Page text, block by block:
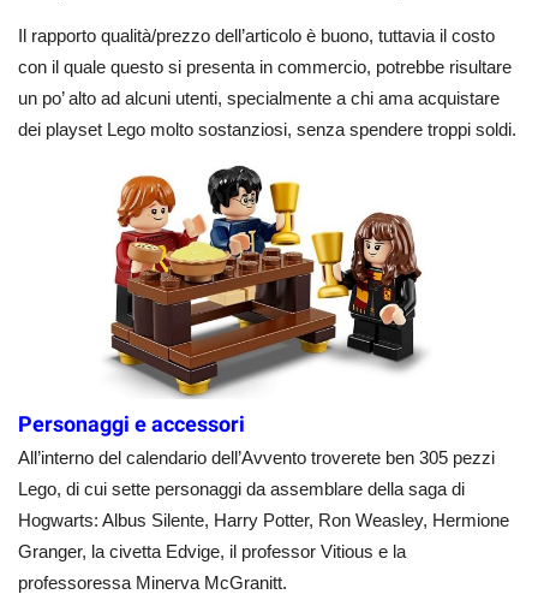
Il rapporto qualità/prezzo dell’articolo è buono, tuttavia il costo
con il quale questo si presenta in commercio, potrebbe risultare
un po’ alto ad alcuni utenti, specialmente a chi ama acquistare
dei playset Lego molto sostanziosi, senza spendere troppi soldi.
Personaggi e accessori
All’interno del calendario dell’Avvento troverete ben 305 pezzi
Lego, di cui sette personaggi da assemblare della saga di
Hogwarts: Albus Silente, Harry Potter, Ron Weasley, Hermione
Granger, la civetta Edvige, il professor Vitious e la
professoressa Minerva McGranitt.